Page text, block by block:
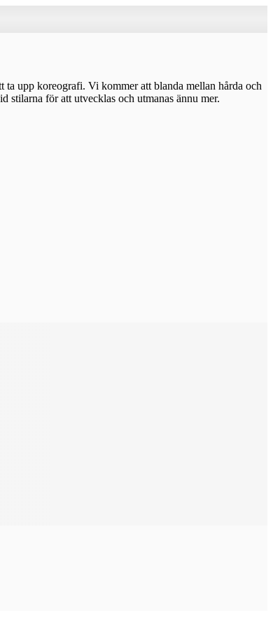
ta upp koreografi. Vi kommer att blanda mellan hårda och
stilarna för att utvecklas och utmanas ännu mer.